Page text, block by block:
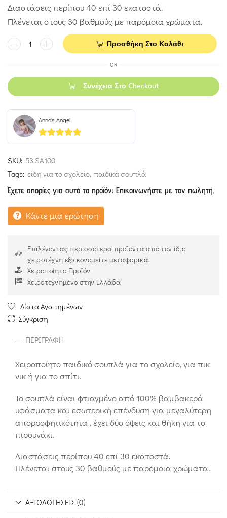
Διαστάσεις περίπου 40 επί 30 εκατοστά.
Πλένεται στους 30 βαθμούς με παρόμοια χρώματα.
Προσθήκη Στο Καλάθι
OR
Συνέχεια Στο Checkout
Anna's Angel
5out of 5
SKU: 53.SA100
Tags: είδη για το σχολείο, παιδικά σουπλά
Έχετε απορίες για αυτό το προϊόν; Επικοινωνήστε με τον πωλητή.
Κάντε μια ερώτηση
Επιλέγοντας περισσότερα προϊόντα από τον ίδιο
χειροτέχνη εξοικονομείτε μεταφορικά.
Χειροποίητο Προϊόν
Χειροτεχνημένο στην Ελλάδα
Λίστα Αγαπημένων
Σύγκριση
ΠΕΡΙΓΡΑΦΉ
Χειροποίητο παιδικό σουπλά για το σχολείο, για πικ
νικ ή για το σπίτι.
Το σουπλά είναι φτιαγμένο από 100% βαμβακερά
υφάσματα και εσωτερική επένδυση για μεγαλύτερη
απορροφητικότητα , έχει δύο όψεις και θήκη για το
πιρουνάκι.
Διαστάσεις περίπου 40 επί 30 εκατοστά.
Πλένεται στους 30 βαθμούς με παρόμοια χρώματα.
ΑΞΙΟΛΟΓΉΣΕΙΣ (0)